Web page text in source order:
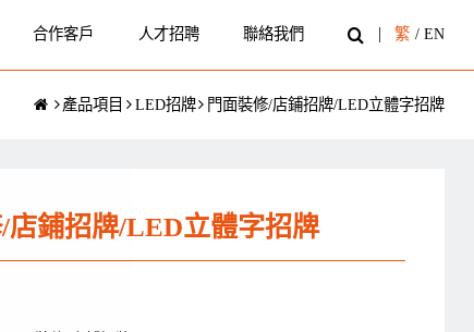
合作客戶 人才招聘 聯絡我們 繁 / EN
產品項目 LED招牌 門面裝修/店鋪招牌/LED立體字招牌
店鋪招牌/LED立體字招牌